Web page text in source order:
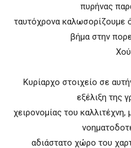
πυρήνας
ταυτόχρονα καλωσορίζουμε
βήμα στην
Κυρίαρχο στοιχείο σε
εξέλιξη της
χειρονομίας του καλλιτέχνη,
αδιάστατο χώρο του